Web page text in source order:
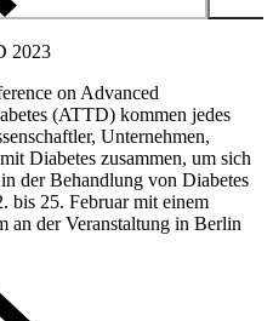
2023
on Advanced
(ATTD) kommen jedes
Unternehmen,
Diabetes zusammen, um sich
der Behandlung von Diabetes
bis 25. Februar mit einem
an der Veranstaltung in Berlin